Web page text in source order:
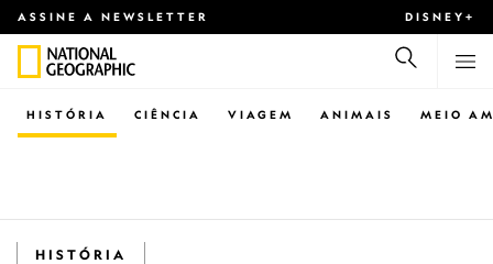
ASSINE A NEWSLETTER DISNEY+
CIÊNCIA VIAGEM ANIMAIS
HISTÓRIA MEIO
HISTÓRIA